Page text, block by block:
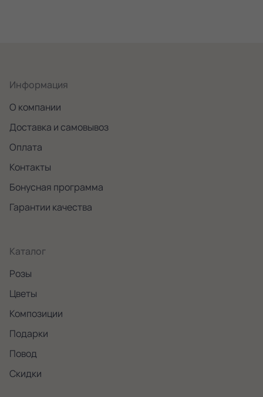
Информация
О компании
Доставка и самовывоз
Оплата
Контакты
Бонусная программа
Гарантии качества
Каталог
Розы
Цветы
Композиции
Подарки
Повод
Скидки